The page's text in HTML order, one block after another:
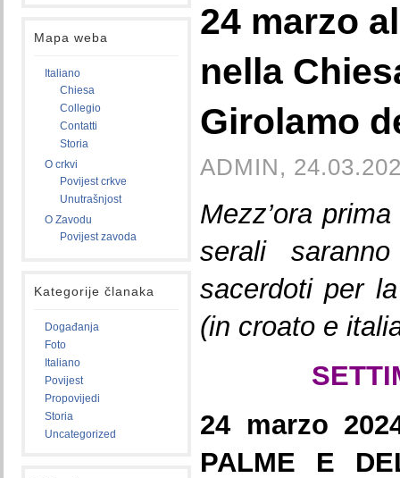
Mapa weba
Italiano
Chiesa
Collegio
Contatti
Storia
O crkvi
Povijest crkve
Unutrašnjost
O Zavodu
Povijest zavoda
Kategorije članaka
Događanja
Foto
Italiano
Povijest
Propovijedi
Storia
Uncategorized
24 marzo
nella
Girolamo
ADMIN,
Mezz’ora
serali
sacerdoti per
(in croato e
24 marzo
PALME E